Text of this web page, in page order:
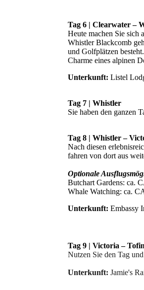
Tag 6 | Clearwater –
Heute machen Sie sich
Whistler Blackcomb
und Golfplätzen
Charme eines alpinen
Unterkunft: Listel
Tag 7 | Whistler
Sie haben den ganzen
Tag 8 | Whistler –
Nach diesen
fahren von dort aus
Optionale
Butchart Gardens: ca.
Whale Watching: ca.
Unterkunft: Embassy
Tag 9 | Victoria –
Nutzen Sie den Tag
Unterkunft: Jamie's